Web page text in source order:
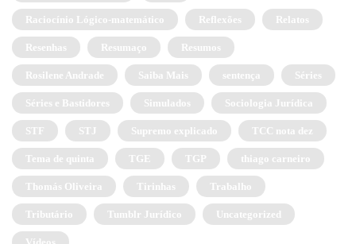
Raciocínio Lógico-matemático Reflexões Relatos
Resenhas Resumaço Resumos
Rosilene Andrade Saiba Mais sentença Séries
Séries e Bastidores Simulados Sociologia Jurídica
STF STJ Supremo explicado TCC nota dez
Tema de quinta TGE TGP thiago carneiro
Thomás Oliveira Tirinhas Trabalho
Tributário Tumblr Jurídico Uncategorized